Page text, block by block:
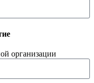
организации